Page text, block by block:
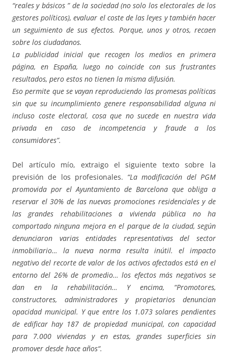
“reales y básicos ” de la sociedad (no solo los electorales de los
gestores políticos), evaluar el coste de las leyes y también hacer
un seguimiento de sus efectos. Porque, unos y otros, recaen
sobre los ciudadanos.
La publicidad inicial que recogen los medios en primera
página, en España, luego no coincide con sus frustrantes
resultados, pero estos no tienen la misma difusión.
Eso permite que se vayan reproduciendo las promesas políticas
sin que su incumplimiento genere responsabilidad alguna ni
incluso coste electoral, cosa que no sucede en nuestra vida
privada en caso de incompetencia y fraude a los
consumidores”.
Del artículo mío, extraigo el siguiente texto sobre la
previsión de los profesionales. “La modificación del PGM
promovida por el Ayuntamiento de Barcelona que obliga a
reservar el 30% de las nuevas promociones residenciales y de
las grandes rehabilitaciones a vivienda pública no ha
comportado ninguna mejora en el parque de la ciudad, según
denunciaron varias entidades representativas del sector
inmobiliario… la nueva norma resulta inútil. el impacto
negativo del recorte de valor de los activos afectados está en el
entorno del 26% de promedio… los efectos más negativos se
dan en la rehabilitación… Y encima, “Promotores,
constructores, administradores y propietarios denuncian
opacidad municipal. Y que entre los 1.073 solares pendientes
de edificar hay 187 de propiedad municipal, con capacidad
para 7.000 viviendas y en estas, grandes superficies sin
promover desde hace años“.